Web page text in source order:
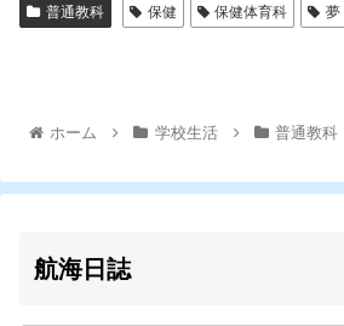
普通教科 保健 保健体育科 夢
ホーム 学校生活 普通教科
航海日誌